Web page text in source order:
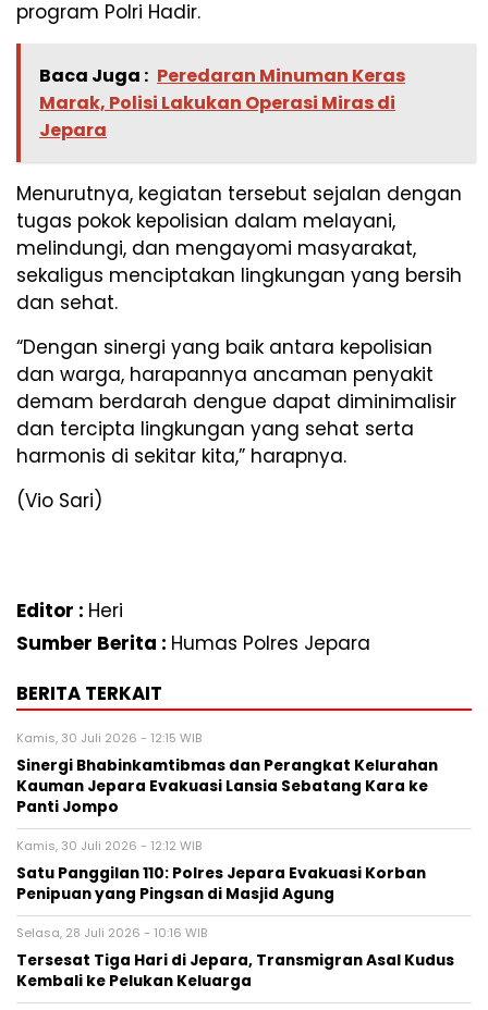
program Polri Hadir.
Baca Juga : Peredaran Minuman Keras
Marak, Polisi Lakukan Operasi Miras di
Jepara
Menurutnya, kegiatan tersebut sejalan dengan
tugas pokok kepolisian dalam melayani,
melindungi, dan mengayomi masyarakat,
sekaligus menciptakan lingkungan yang bersih
dan sehat.
“Dengan sinergi yang baik antara kepolisian
dan warga, harapannya ancaman penyakit
demam berdarah dengue dapat diminimalisir
dan tercipta lingkungan yang sehat serta
harmonis di sekitar kita,” harapnya.
(Vio Sari)
Editor : Heri
Sumber Berita : Humas Polres Jepara
BERITA TERKAIT
Kamis, 30 Juli 2026 - 12:15 WIB
Sinergi Bhabinkamtibmas dan Perangkat Kelurahan
Kauman Jepara Evakuasi Lansia Sebatang Kara ke
Panti Jompo
Kamis, 30 Juli 2026 - 12:12 WIB
Satu Panggilan 110: Polres Jepara Evakuasi Korban
Penipuan yang Pingsan di Masjid Agung
Selasa, 28 Juli 2026 - 10:16 WIB
Tersesat Tiga Hari di Jepara, Transmigran Asal Kudus
Kembali ke Pelukan Keluarga